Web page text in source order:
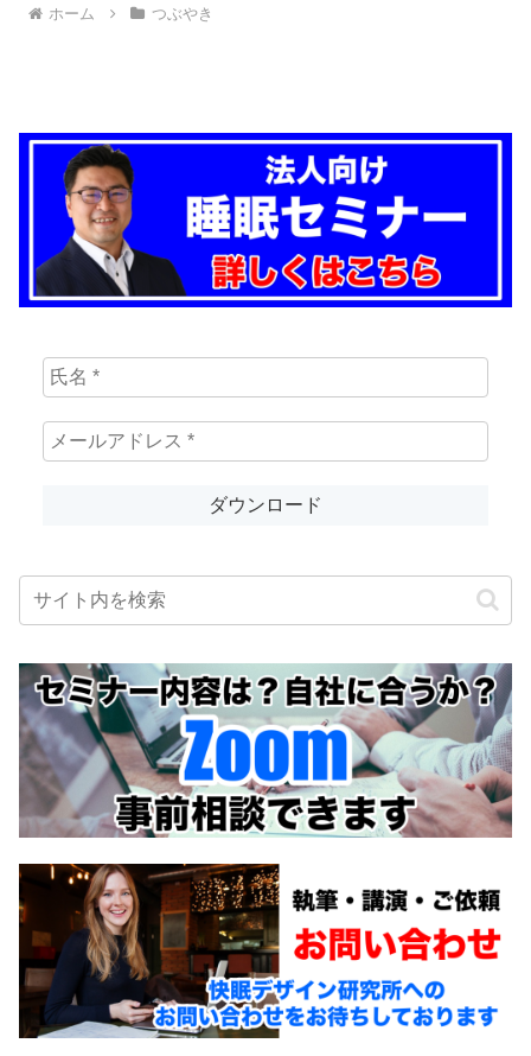
ホーム つぶやき